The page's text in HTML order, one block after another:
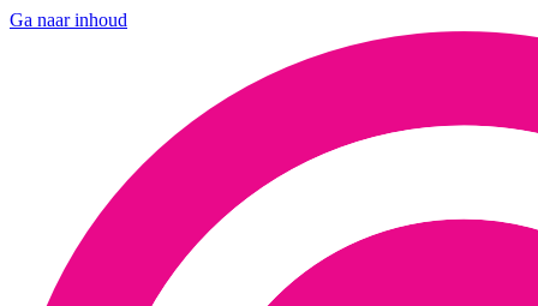
Ga naar inhoud